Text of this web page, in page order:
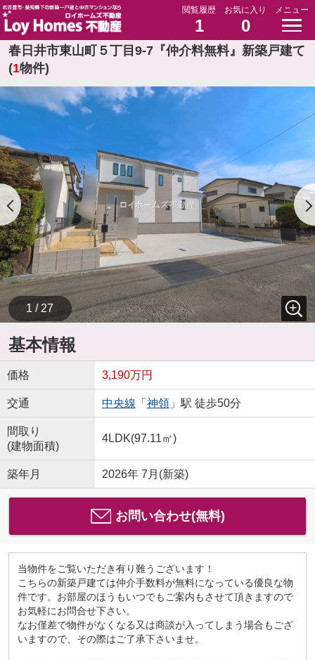
閲覧履歴
1
お気に入り
0
メニュー
春日井市東山町５丁目9-7『仲介料無料』新築戸建て
(1物件)
1 / 27
基本情報
価格 3,190万円
交通 中央線 「 神領」駅 徒歩50分
間取り
(建物面積)
4LDK(97.11㎡)
築年月 2026年 7月(新築)
お問い合わせ(無料)
当物件をご覧いただき有り難うございます！
こちらの新築戸建ては仲介手数料が無料になっている優良な物
件です。お部屋のほうもいつでもご案内もさせて頂きますので
お気軽にお問合せ下さい。
なお僅差で物件がなくなる又は商談が入ってしまう場合もござ
いますので、その際はご了承下さいませ。